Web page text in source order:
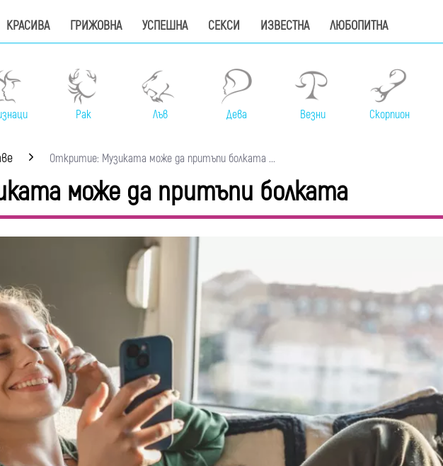
КРАСИВА ГРИЖОВНА УСПЕШНА СЕКСИ ИЗВЕСТНА ЛЮБОПИТНА
Рак Лъв Дева Везни Скорпион
Откритие: Музиката може да притъпи болката ...
може да притъпи болката